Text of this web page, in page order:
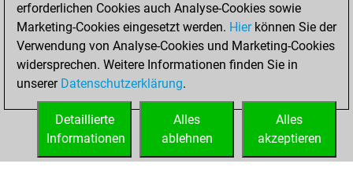
Freitag,
November 24,
2023
You had a best
sprint of 55 positions
Tactics
erforderlichen Cookies auch Analyse-Cookies sowie
Marketing-Cookies eingesetzt werden. Hierkönnen Sie der
Verwendung von Analyse-Cookies und Marketing-Cookies
widersprechen. Weitere Informationen finden Sie in
unserer Datenschutzerklärung.
Alles
akzeptieren
Alles
ablehnen
Detaillierte
Informationen